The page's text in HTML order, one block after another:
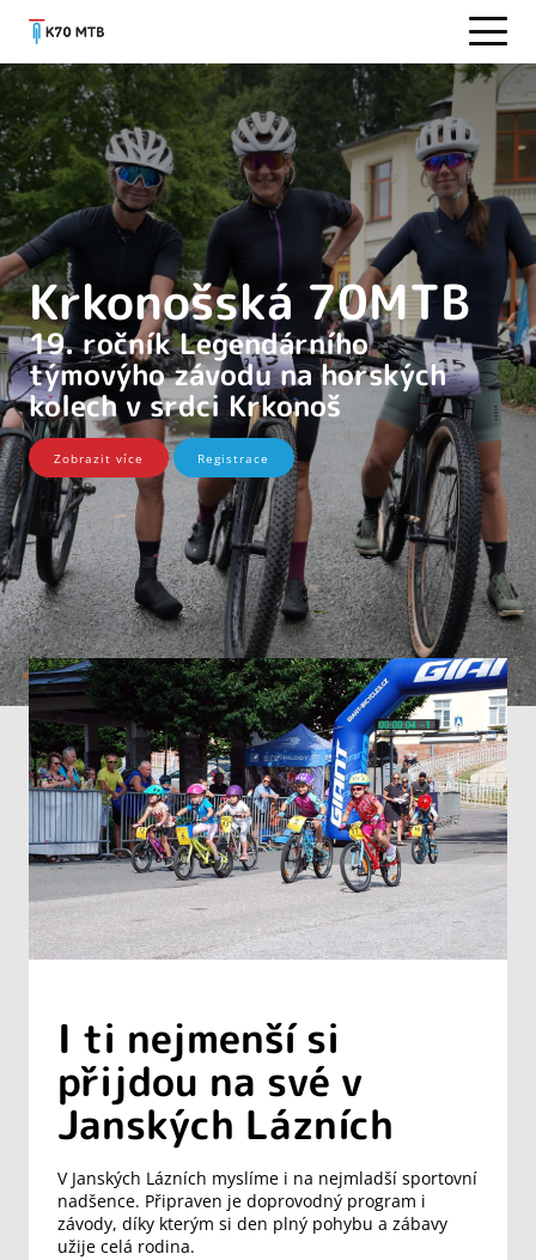
Krkonošská 70MTB
19. ročník Legendárního
týmovýho závodu na horských
kolech v srdci Krkonoš
Zobrazit více Registrace
I ti nejmenší si
přijdou na své v
Janských Lázních
V Janských Lázních myslíme i na nejmladší sportovní
nadšence. Připraven je doprovodný program i
závody, díky kterým si den plný pohybu a zábavy
užije celá rodina.